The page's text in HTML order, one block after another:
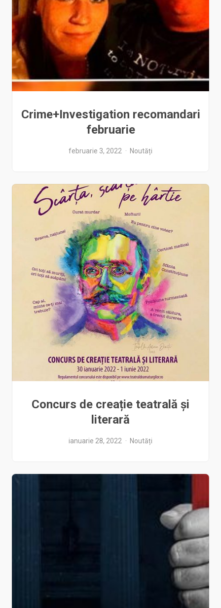
Crime+Investigation recomandari
februarie
februarie 3, 2022 Noutăți
Concurs de creație teatrală și
literară
ianuarie 28, 2022 Noutăți